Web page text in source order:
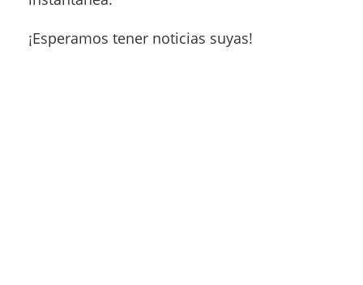
¡Esperamos tener noticias suyas!